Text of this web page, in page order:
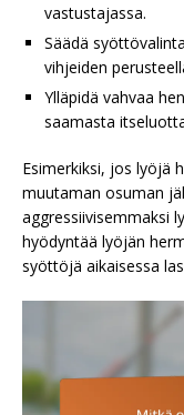
vastustajassa.
Säädä
vihjeiden
Ylläpidä vahvaa
saamasta
Esimerkiksi, jos lyöjä
muutaman osuman
aggressiivisemmaksi
hyödyntää lyöjän
syöttöjä aikaisessa